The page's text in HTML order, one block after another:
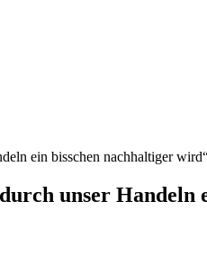
ein bisschen nachhaltiger
unser Handeln